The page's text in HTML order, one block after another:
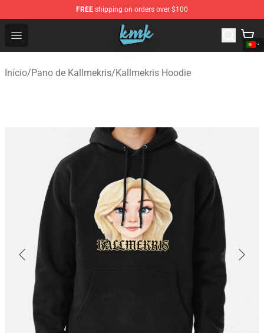
FREE shipping on orders over $100
Open menu
KallMeKris Store - Official KallMeKris Merchandise Shop
Início/Pano de Kallmekris/Kallmekris Hoodie